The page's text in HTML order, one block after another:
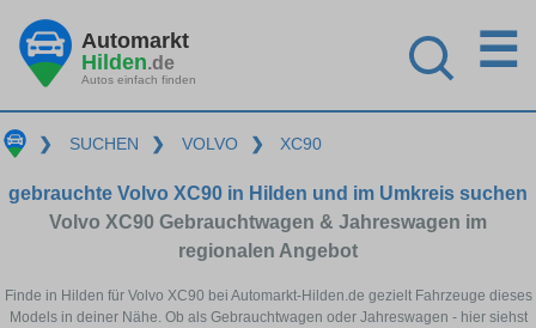
Automarkt
Hilden.de
Autos einfach finden
☰
❯ SUCHEN ❯ VOLVO ❯ XC90
gebrauchte Volvo XC90 in Hilden und im Umkreis suchen
Volvo XC90 Gebrauchtwagen & Jahreswagen im
regionalen Angebot
Finde in Hilden für Volvo XC90 bei Automarkt-Hilden.de gezielt Fahrzeuge dieses
Models in deiner Nähe. Ob als Gebrauchtwagen oder Jahreswagen - hier siehst